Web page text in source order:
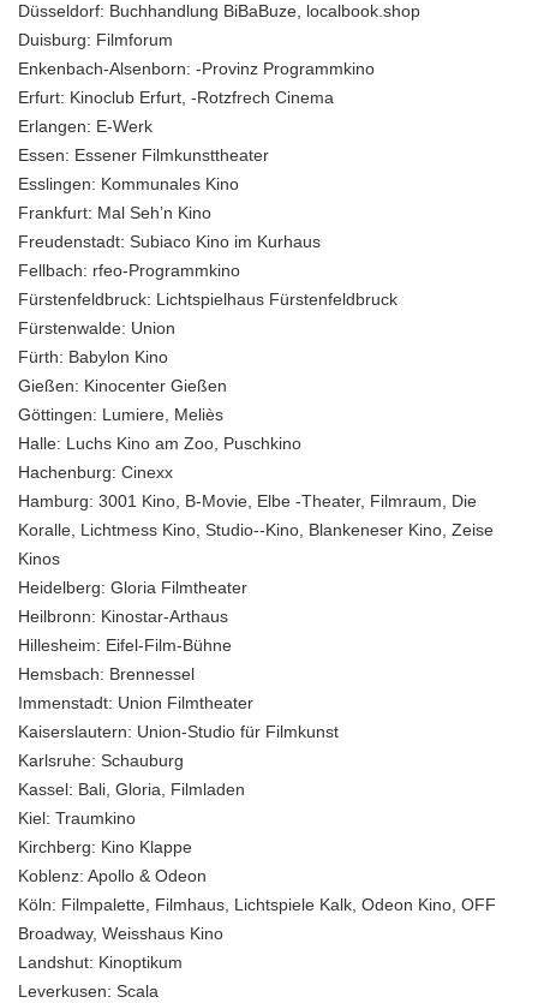
Düsseldorf: Buchhandlung BiBaBuze, localbook.shop
Duisburg: Filmforum
Enkenbach-Alsenborn: -Provinz Programmkino
Erfurt: Kinoclub Erfurt, -Rotzfrech Cinema
Erlangen: E-Werk
Essen: Essener Filmkunsttheater
Esslingen: Kommunales Kino
Frankfurt: Mal Seh’n Kino
Freudenstadt: Subiaco Kino im Kurhaus
Fellbach: rfeo-Programmkino
Fürstenfeldbruck: Lichtspielhaus Fürstenfeldbruck
Fürstenwalde: Union
Fürth: Babylon Kino
Gießen: Kinocenter Gießen
Göttingen: Lumiere, Meliès
Halle: Luchs Kino am Zoo, Puschkino
Hachenburg: Cinexx
Hamburg: 3001 Kino, B-Movie, Elbe -Theater, Filmraum, Die
Koralle, Lichtmess Kino, Studio--Kino, Blankeneser Kino, Zeise
Kinos
Heidelberg: Gloria Filmtheater
Heilbronn: Kinostar-Arthaus
Hillesheim: Eifel-Film-Bühne
Hemsbach: Brennessel
Immenstadt: Union Filmtheater
Kaiserslautern: Union-Studio für Filmkunst
Karlsruhe: Schauburg
Kassel: Bali, Gloria, Filmladen
Kiel: Traumkino
Kirchberg: Kino Klappe
Koblenz: Apollo & Odeon
Köln: Filmpalette, Filmhaus, Lichtspiele Kalk, Odeon Kino, OFF
Broadway, Weisshaus Kino
Landshut: Kinoptikum
Leverkusen: Scala